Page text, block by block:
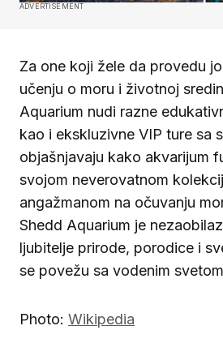
ADVERTISEMENT
Za one koji žele da provedu
učenju o moru i životnoj
Aquarium nudi razne
kao i ekskluzivne VIP ture sa
objašnjavaju kako akvarijum
svojom neverovatnom
angažmanom na očuvanju
Shedd Aquarium je
ljubitelje prirode, porodice i
se povežu sa vodenim
Photo: Wikipedia